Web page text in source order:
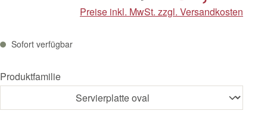
Preise inkl. MwSt. zzgl. Versandkosten
Sofort verfügbar
Produktfamilie